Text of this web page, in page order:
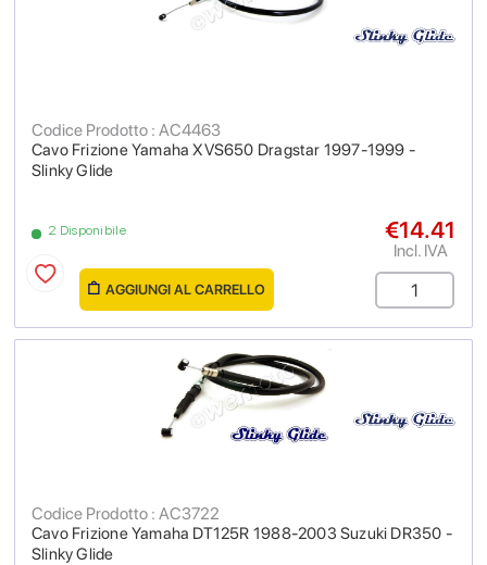
Cavo Frizione Yamaha XVS650 Dragstar 1997-1999 -
Slinky Glide
Codice Prodotto : AC4463
2 Disponibile €14.41
Incl. IVA
AGGIUNGI AL CARRELLO
Cavo Frizione Yamaha DT125R 1988-2003 Suzuki DR350 -
Slinky Glide
Codice Prodotto : AC3722